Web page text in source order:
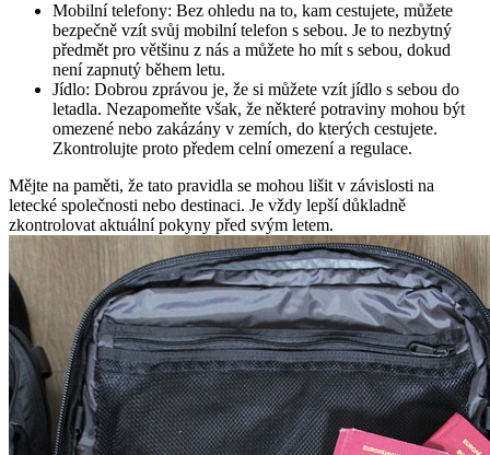
Mobilní telefony: Bez ohledu na to, kam cestujete, můžete
bezpečně vzít svůj mobilní telefon s sebou. Je to nezbytný
předmět pro většinu z nás a můžete ho mít s sebou, dokud
není zapnutý během letu.
Jídlo: Dobrou zprávou je, že si můžete vzít jídlo s sebou do
letadla. Nezapomeňte však, že některé potraviny mohou být
omezené nebo zakázány v zemích, do kterých cestujete.
Zkontrolujte proto předem celní omezení a regulace.
Mějte na paměti, že tato pravidla se mohou lišit v závislosti na
letecké společnosti nebo destinaci. Je vždy lepší důkladně
zkontrolovat aktuální pokyny před svým letem.